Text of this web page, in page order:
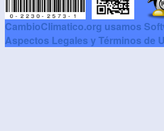
CambioClimatico.org usamos
Aspectos Legales y Términos de